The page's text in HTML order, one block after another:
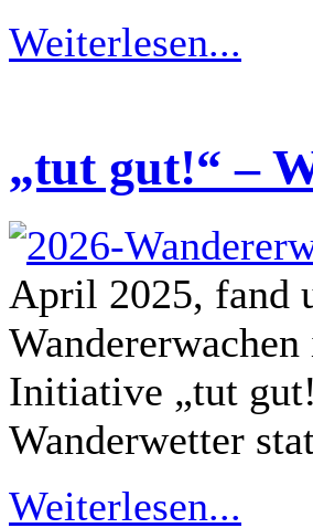
Weiterlesen...
„tut gut!“ –
April 2025, fand
Initiative „tut
Wanderwetter
Weiterlesen...